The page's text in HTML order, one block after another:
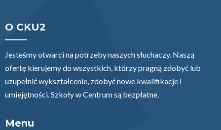
O CKU2
Jesteśmy otwarci na potrzeby naszych słuchaczy. Naszą
ofertę kierujemy do wszystkich, którzy pragną zdobyć lub
uzupełnić wykształcenie, zdobyć nowe kwalifikacje i
umiejętności. Szkoły w Centrum są bezpłatne.
Menu